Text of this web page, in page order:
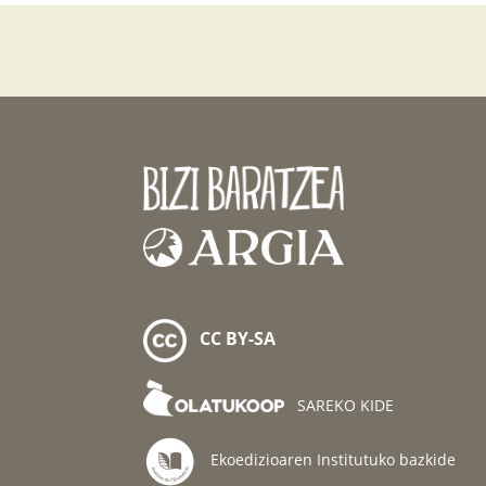
CC BY-SA
SAREKO KIDE
Ekoedizioaren Institutuko bazkide